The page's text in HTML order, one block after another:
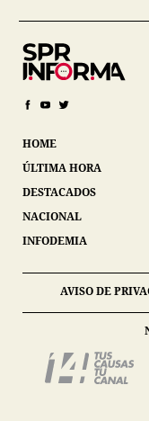
HOME
ÚLTIMA HORA
DESTACADOS
NACIONAL
INFODEMIA
AVISO DE